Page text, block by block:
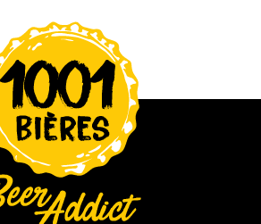
Nos Bières
Fûts De Bière
Spiritueux
Nos Boxes